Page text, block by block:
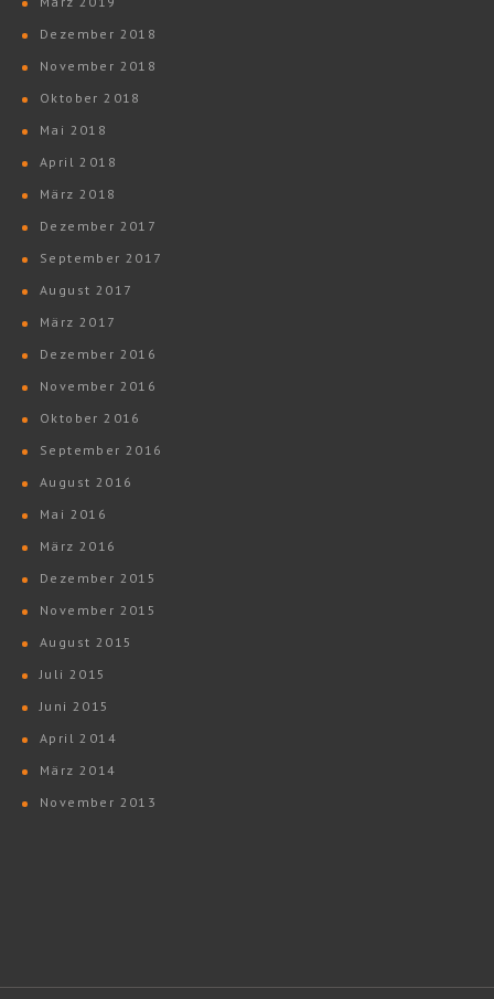
Dezember 2018
November 2018
Oktober 2018
Mai 2018
April 2018
März 2018
Dezember 2017
September 2017
August 2017
März 2017
Dezember 2016
November 2016
Oktober 2016
September 2016
August 2016
Mai 2016
März 2016
Dezember 2015
November 2015
August 2015
Juli 2015
Juni 2015
April 2014
März 2014
November 2013